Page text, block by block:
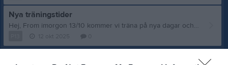
Nya träningstider
Hej, From imorgon 13/10 kommer vi träna på nya dagar och tider. Vi har fått följande tider: Måndagar på 11-manna kl 18:30-19:45 Onsdagar på 7-manna kl 18:30-19:45 Kalendern är uppdaterad och om eventuella ändringar sker så informerar vi om det